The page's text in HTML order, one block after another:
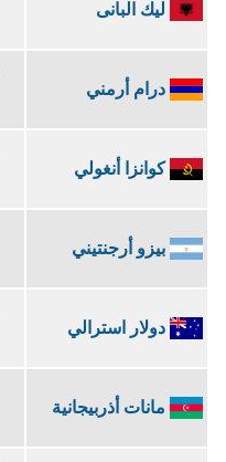
ليك البانى
درام أرمني
كوانزا أنغولي
بيزو أرجنتيني
دولار استرالي
مانات أذربيجانية